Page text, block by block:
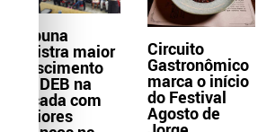
Itabuna
registra maior
crescimento
do IDEB na
década com
maiores
Circuito
Gastronômico
marca o início
do Festival
Agosto de